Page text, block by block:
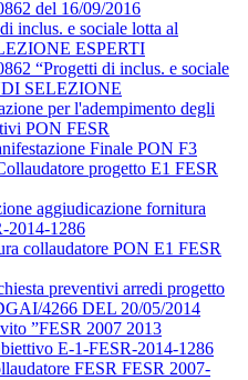
del 16/09/2016
inclus. e sociale lotta al
ESPERTI
“Progetti di inclus. e sociale
SELEZIONE
per l'adempimento degli
PON FESR
Finale PON F3
progetto E1 FESR
aggiudicazione fornitura
2014-1286
collaudatore PON E1 FESR
preventivi arredi progetto
4266 DEL 20/05/2014
”FESR 2007 2013
E-1-FESR-2014-1286
FESR FESR 2007-